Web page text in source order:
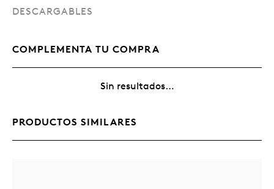
DESCARGABLES
COMPLEMENTA TU COMPRA
Sin resultados…
PRODUCTOS SIMILARES